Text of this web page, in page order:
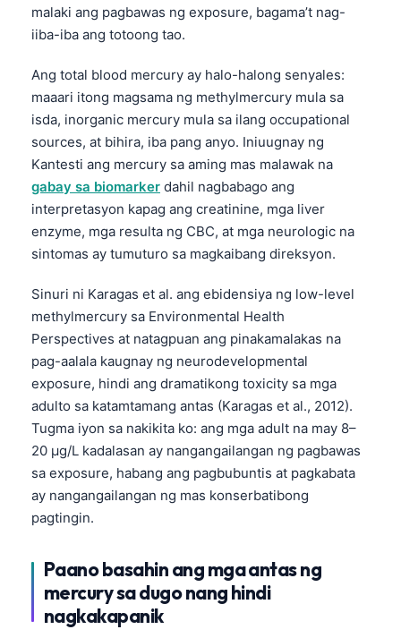
malaki ang pagbawas ng exposure, bagama’t nag-
iiba-iba ang totoong tao.
Ang total blood mercury ay halo-halong senyales:
maaari itong magsama ng methylmercury mula sa
isda, inorganic mercury mula sa ilang occupational
sources, at bihira, iba pang anyo. Iniuugnay ng
Kantesti ang mercury sa aming mas malawak na
gabay sa biomarker dahil nagbabago ang
interpretasyon kapag ang creatinine, mga liver
enzyme, mga resulta ng CBC, at mga neurologic na
sintomas ay tumuturo sa magkaibang direksyon.
Sinuri ni Karagas et al. ang ebidensiya ng low-level
methylmercury sa Environmental Health
Perspectives at natagpuan ang pinakamalakas na
pag-aalala kaugnay ng neurodevelopmental
exposure, hindi ang dramatikong toxicity sa mga
adulto sa katamtamang antas (Karagas et al., 2012).
Tugma iyon sa nakikita ko: ang mga adult na may 8–
20 µg/L kadalasan ay nangangailangan ng pagbawas
sa exposure, habang ang pagbubuntis at pagkabata
ay nangangailangan ng mas konserbatibong
pagtingin.
Paano basahin ang mga antas ng
mercury sa dugo nang hindi
nagkakapanik